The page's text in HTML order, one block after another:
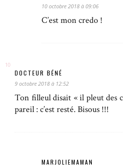
10 octobre 2018 à 09:06
C’est mon credo !
DOCTEUR BÉNÉ
9 octobre 2018 à 12:52
Ton filleul disait « il pleut des
pareil : c’est resté. Bisous !!!
MARJOLIEMAMAN